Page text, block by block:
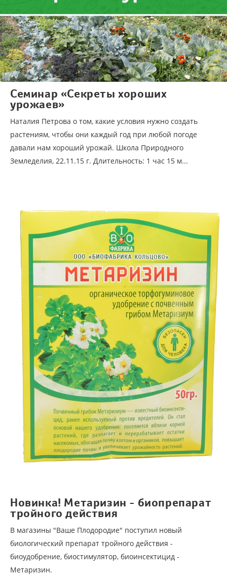
Семинар «Секреты хороших
урожаев»
Наталия Петрова о том, какие условия нужно создать
растениям, чтобы они каждый год при любой погоде
давали нам хороший урожай. Школа Природного
Земледелия, 22.11.15 г. Длительность: 1 час 15 м...
Новинка! Метаризин - биопрепарат
тройного действия
В магазины "Ваше Плодородие" поступил новый
биологический препарат тройного действия -
биоудобрение, биостимулятор, биоинсектицид -
Метаризин.